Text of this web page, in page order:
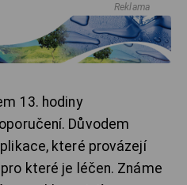
Reklama
13. hodiny
Důvodem
které provázejí
které je léčen. Známe